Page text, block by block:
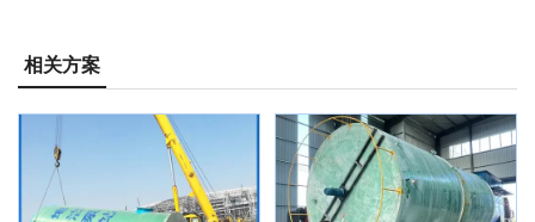
相关方案